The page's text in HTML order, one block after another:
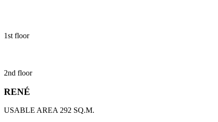
1st floor
2nd floor
RENÉ
USABLE AREA 292 SQ.M.